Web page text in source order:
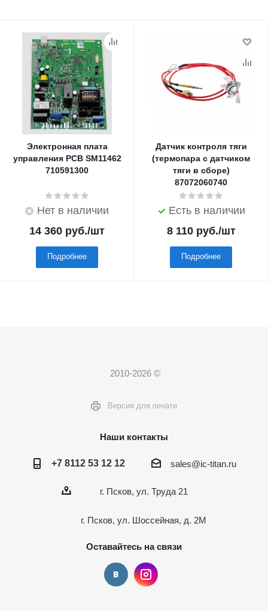
Электронная плата
управления PCB SM11462
710591300
Нет в наличии
14 360 руб./шт
Подробнее
Датчик контроля тяги
(термопара с датчиком
тяги в сборе)
87072060740
Есть в наличии
8 110руб./шт
Подробнее
2010-2026 ©
Версия для печати
Наши контакты
+7 8112 53 12 12 sales@ic-titan.ru
г. Псков, ул. Труда 21
г. Псков, ул. Шоссейная, д. 2М
Оставайтесь на связи